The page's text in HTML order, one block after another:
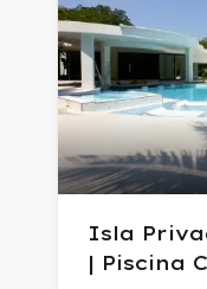
Isla
| Piscina